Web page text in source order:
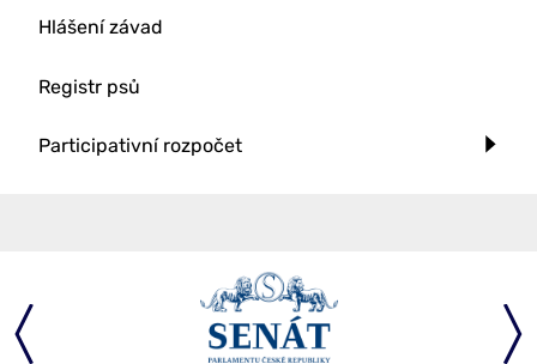
Hlášení závad
Registr psů
Participativní rozpočet